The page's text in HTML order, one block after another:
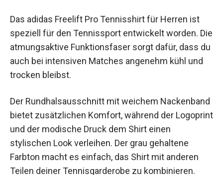
speziell für den Tennissport entwickelt worden.
Die atmungsaktive Funktionsfaser sorgt dafür,
dass du auch bei intensiven Matches angenehm
kühl und trocken bleibst.
Nackenband bietet zusätzlichen Komfort,
während der Logoprint und der modische Druck
dem Shirt einen stylischen Look verleihen. Der
grau gehaltene Farbton macht es einfach, das
Shirt mit anderen Teilen deiner Tennisgarderobe